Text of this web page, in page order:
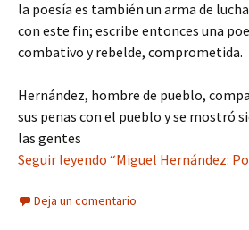
la poesía es también un arma de
con este fin; escribe entonces una
combativo y rebelde, comprometida.
Hernández, hombre de pueblo,
sus penas con el pueblo y se mostró
las gentes
Seguir leyendo “Miguel Hernández:
Deja un comentario